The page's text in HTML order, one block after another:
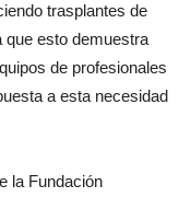
trasplantes de
que esto demuestra
de profesionales
a esta necesidad
la Fundación